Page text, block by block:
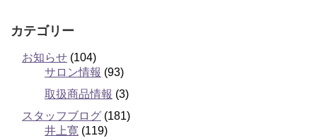
カテゴリー
お知らせ (104)
サロン情報 (93)
取扱商品情報 (3)
スタッフブログ (181)
井上寛 (119)